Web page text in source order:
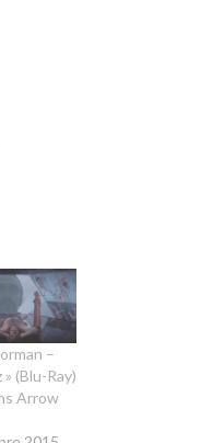
–
» (Blu-Ray)
Arrow